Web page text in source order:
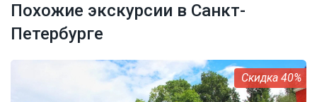
Похожие экскурсии в Санкт-
Петербурге
40%